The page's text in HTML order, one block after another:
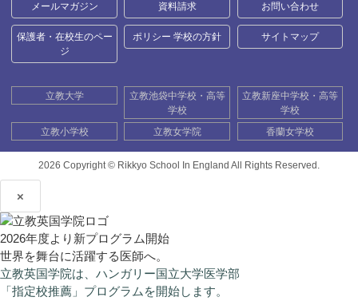
メールマガジン 資料請求 お問い合わせ
保護者・在校生のペー
ジ
ポリシー 学校の方針 サイトマップ
立教大学
立教池袋中学校・高等
学校
立教新座中学校・高等
学校
立教小学校
立教女学院 香蘭女学校
2026 Copyright © Rikkyo School In England All Rights Reserved.
×
2026年度より新プログラム開始
世界を舞台に活躍する医師へ。
立教英国学院は、ハンガリー国立大学医学部
「指定校推薦」プログラムを開始します。